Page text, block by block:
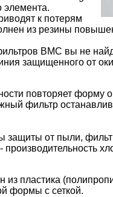
элемента.
к потерям
из резины
BMC вы не
защищенного от
повторяет форму
фильтр
от пыли,
пластика
формы с сеткой.